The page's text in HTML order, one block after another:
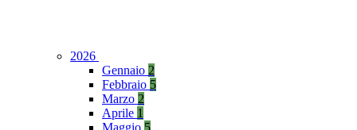
2026
Gennaio 2
Febbraio 5
Marzo 2
Aprile 1